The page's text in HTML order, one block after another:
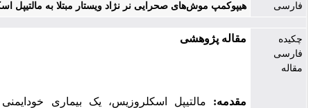
موش‌های صحرایی نر نژاد ویستار مبتلا به مالتیپل اسکلروزیس
پژوهشی
مالتیپل اسکلروزیس، یک بیماری خودایمنی است که به